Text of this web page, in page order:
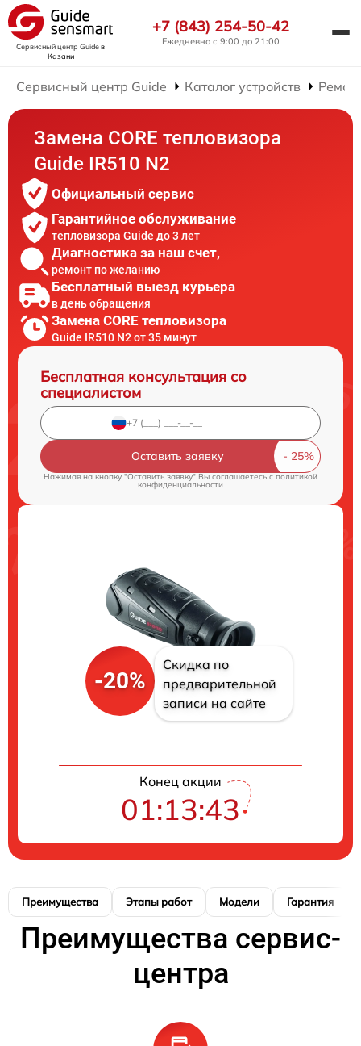
Сервисный центр Guideв
Казани
+7 (843) 254-50-42
Ежедневно с 9:00 до 21:00
Сервисный центр Guide Каталог устройств
Замена CORE тепловизора
Guide IR510 N2
Официальный сервис
Гарантийное обслуживание
тепловизора Guide до 3 лет
Диагностика за наш счет,
ремонт по желанию
Бесплатный выезд курьера
в день обращения
Замена CORE тепловизора
Guide IR510 N2 от 35 минут
Бесплатная консультация со
специалистом
Оставить заявку
Нажимая на кнопку "Оставить заявку" Вы соглашаетесь cполитикой
конфиденциальности
-20%
Скидка по
предварительной
записи на сайте
Конец акции
01:13:42
Преимущества Этапы работ Модели Гарантия
Преимущества сервис-
центра